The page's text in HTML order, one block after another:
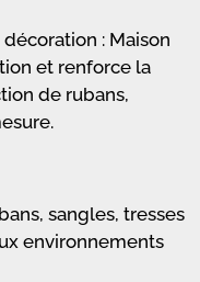
: Maison
et renforce la
de rubans,
sangles, tresses
environnements